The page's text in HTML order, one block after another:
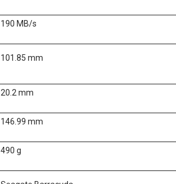
190 MB/s
101.85 mm
20.2 mm
146.99 mm
490 g